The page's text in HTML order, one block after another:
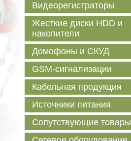
Видеорегистраторы
Жесткие диски HDD и
накопители
Домофоны и СКУД
GSM-сигнализации
Кабельная продукция
Источники питания
Сопутствующие товары